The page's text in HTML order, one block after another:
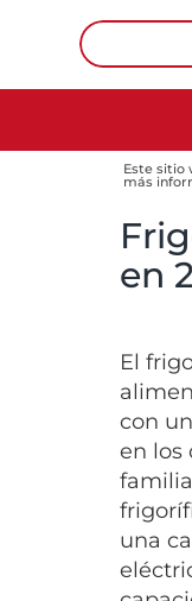
Este sitio
más
en
El
con
en los
una